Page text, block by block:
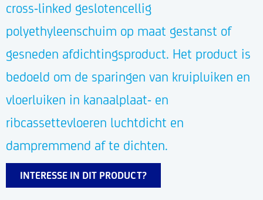
cross-linked geslotencellig
polyethyleenschuim op maat gestanst of
gesneden afdichtingsproduct. Het product is
bedoeld om de sparingen van kruipluiken en
vloerluiken in kanaalplaat- en
ribcassettevloeren luchtdicht en
dampremmend af te dichten.
INTERESSE IN DIT PRODUCT?